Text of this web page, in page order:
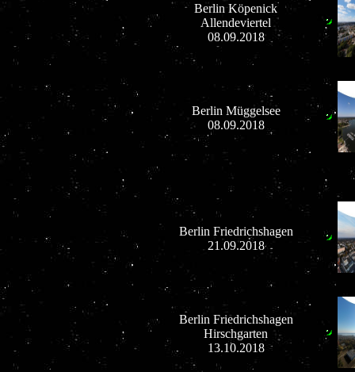
Berlin Köpenick
Allendeviertel
08.09.2018
Berlin Müggelsee
08.09.2018
Berlin Friedrichshagen
21.09.2018
Berlin Friedrichshagen
Hirschgarten
13.10.2018